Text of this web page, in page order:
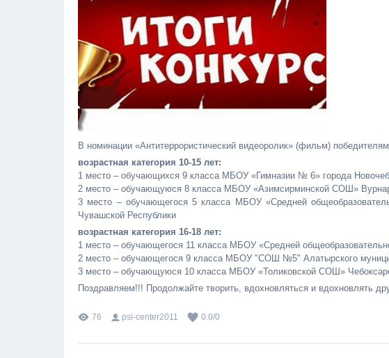
В номинации «Антитеррористический видеоролик» (фильм)
возрастная категория 10-15 лет:
1 место – обучающихся 9 класса МБОУ «Гимназии № 6» города
2 место – обучающуюся 8 класса МБОУ «Азимсирминской СОШ»
3 место – обучающегося 5 класса МБОУ «Средней
Чувашской Республики
возрастная категория 16-18 лет:
1 место – обучающегося 11 класса МБОУ «Средней
2 место – обучающегося 9 класса МБОУ "СОШ №5" Алатырского
3 место – обучающуюся 10 класса МБОУ «Толиковской СОШ»
Поздравляем!!! Продолжайте творить, вдохновляться и вдохновлять
76 psi-center2011 0.0/0